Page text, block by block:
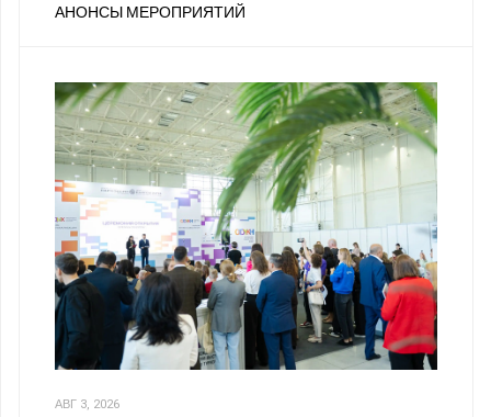
АНОНСЫ МЕРОПРИЯТИЙ
АВГ 3, 2026